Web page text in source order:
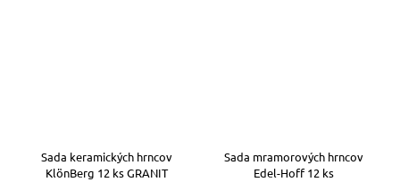
Sada keramických hrncov
KlönBerg 12 ks GRANIT
Sada mramorových hrncov
Edel-Hoff 12 ks